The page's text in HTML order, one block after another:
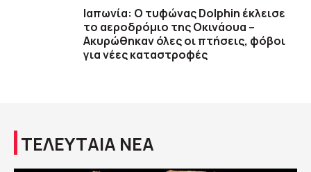
Ιαπωνία: Ο τυφώνας Dolphin έκλεισε
το αεροδρόμιο της Οκινάουα –
Ακυρώθηκαν όλες οι πτήσεις, φόβοι
για νέες καταστροφές
ΤΕΛΕΥΤΑΙΑ ΝΕΑ